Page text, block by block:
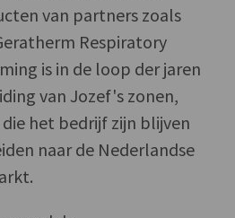
van partners zoals
Respiratory
is in de loop der jaren
van Jozef's zonen,
het bedrijf zijn blijven
naar de Nederlandse